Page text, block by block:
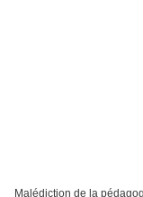
Malédiction de la